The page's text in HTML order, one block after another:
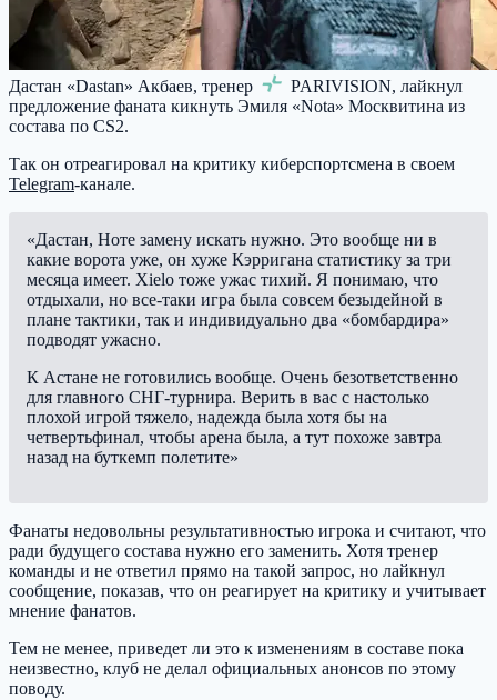
Дастан «Dastan» Акбаев, тренер PARIVISION, лайкнул
предложение фаната кикнуть Эмиля «Nota» Москвитина из
состава по CS2.
Так он отреагировал на критику киберспортсмена в своем
Telegram-канале.
«Дастан, Ноте замену искать нужно. Это вообще ни в
какие ворота уже, он хуже Кэрригана статистику за три
месяца имеет. Xielo тоже ужас тихий. Я понимаю, что
отдыхали, но все-таки игра была совсем безыдейной в
плане тактики, так и индивидуально два «бомбардира»
подводят ужасно.
К Астане не готовились вообще. Очень безответственно
для главного СНГ-турнира. Верить в вас с настолько
плохой игрой тяжело, надежда была хотя бы на
четвертьфинал, чтобы арена была, а тут похоже завтра
назад на буткемп полетите»
Фанаты недовольны результативностью игрока и считают, что
ради будущего состава нужно его заменить. Хотя тренер
команды и не ответил прямо на такой запрос, но лайкнул
сообщение, показав, что он реагирует на критику и учитывает
мнение фанатов.
Тем не менее, приведет ли это к изменениям в составе пока
неизвестно, клуб не делал официальных анонсов по этому
поводу.